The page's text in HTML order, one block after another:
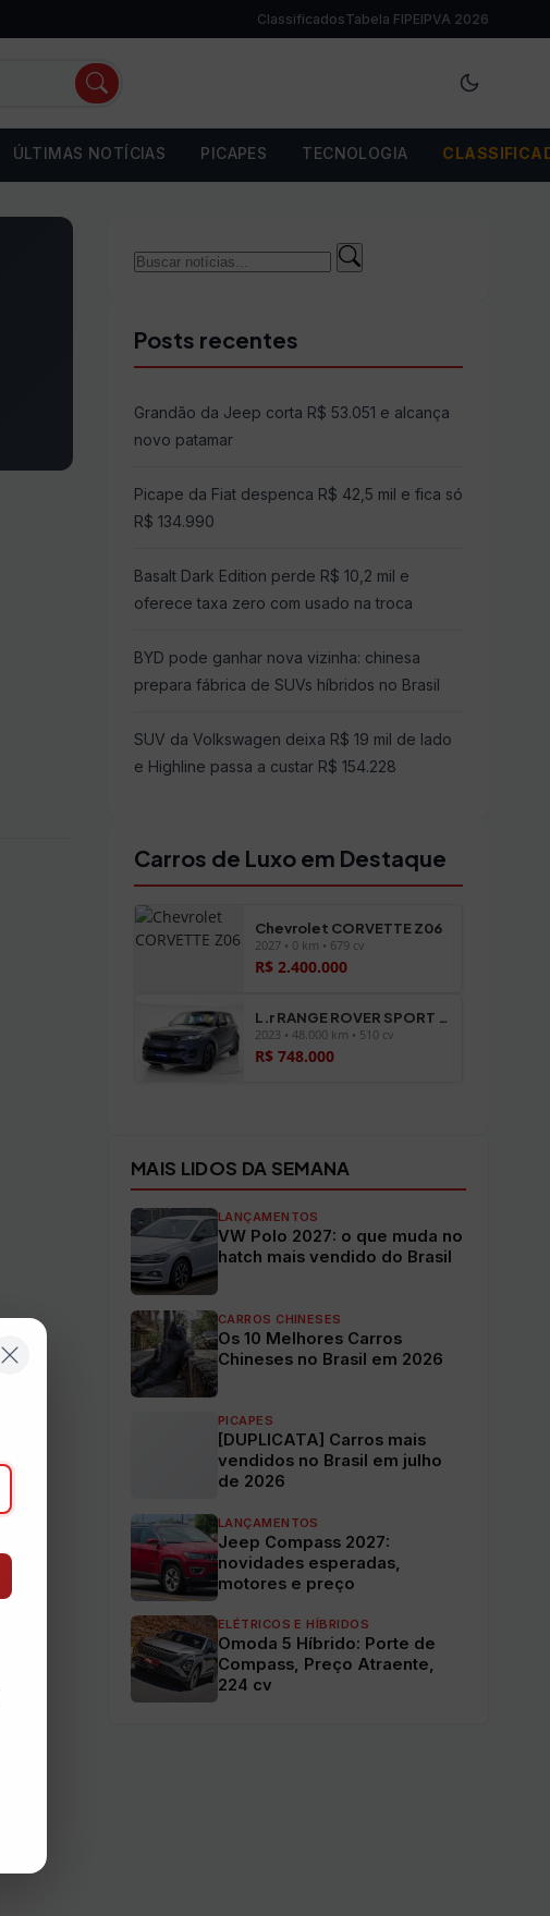
ClassificadosTabela FIPEIPVA 2026
ÚLTIMAS NOTÍCIAS PICAPES TECNOLOGIA
Buscar
Buscar
Posts recentes
Grandão da Jeep corta R$ 53.051 e alcança
novo patamar
Picape da Fiat despenca R$ 42,5 mil e fica só
R$ 134.990
Basalt Dark Edition perde R$ 10,2 mil e
oferece taxa zero com usado na troca
BYD pode ganhar nova vizinha: chinesa
prepara fábrica de SUVs híbridos no Brasil
SUV da Volkswagen deixa R$ 19 mil de lado
e Highline passa a custar R$ 154.228
Carros de Luxo em Destaque
Chevrolet CORVETTE Z06
2027 • 0 km • 679 cv
R$ 2.400.000
L.r RANGE ROVER SPORT P510E FIRST EDITION
2023 • 48.000 km • 510 cv
R$ 748.000
MAIS LIDOS DA SEMANA
LANÇAMENTOS
VW Polo 2027: o que muda no
hatch mais vendido do Brasil
CARROS CHINESES
Os 10 Melhores Carros
Chineses no Brasil em 2026
PICAPES
[DUPLICATA] Carros mais
vendidos no Brasil em julho
de 2026
LANÇAMENTOS
Jeep Compass 2027:
novidades esperadas,
motores e preço
ELÉTRICOS E HÍBRIDOS
Omoda 5 Híbrido: Porte de
Compass, Preço Atraente,
224 cv